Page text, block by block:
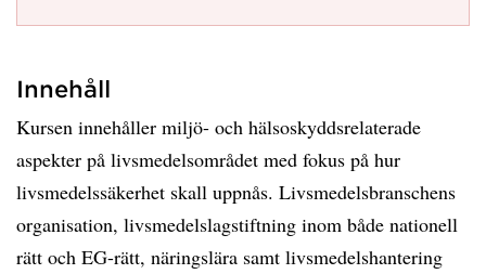
Innehåll
Kursen innehåller miljö- och hälsoskyddsrelaterade
aspekter på livsmedelsområdet med fokus på hur
livsmedelssäkerhet skall uppnås. Livsmedelsbranschens
organisation, livsmedelslagstiftning inom både nationell
rätt och EG-rätt, näringslära samt livsmedelshantering